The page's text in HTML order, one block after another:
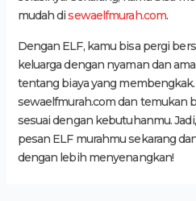
mudah disewaelfmurah.com.
Dengan ELF, kamu bisa pergi
keluarga dengan nyaman dan
tentang biaya yang
sewaelfmurah.com dan temukan
sesuai dengan kebutuhanmu.
pesan ELF murahmu sekarang
dengan lebih menyenangkan!